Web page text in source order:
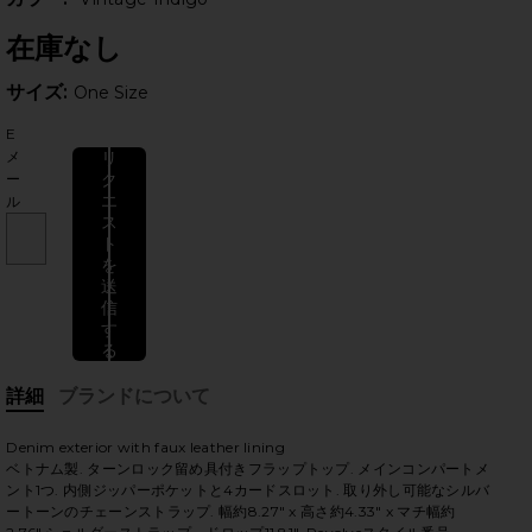
ライド
在庫なし
サイズ: One Size
E
メ
ー
ル
リ
ク
エ
ス
ト
を
送
信
す
る
詳細 ブランドについて
Denim exterior with faux leather lining
ベトナム製. ターンロック留め具付きフラップトップ. メインコンパートメ
ント1つ. 内側ジッパーポケットと4カードスロット. 取り外し可能なシルバ
ートーンのチェーンストラップ. 幅約8.27" x 高さ約4.33" x マチ幅約